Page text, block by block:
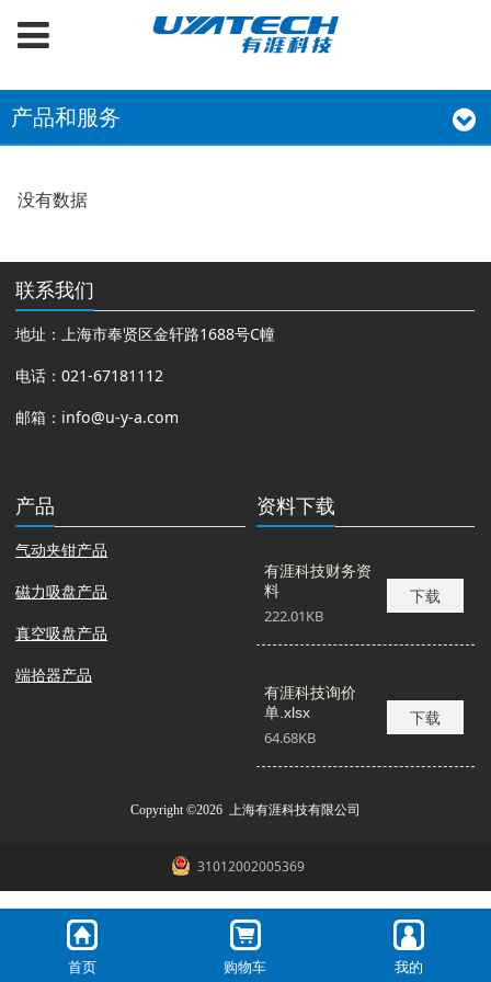
产品和服务
没有数据
联系我们
地址：上海市奉贤区金轩路1688号C幢
电话：021-67181112
邮箱： info@u-y-a.com
产品
气动夹钳产品
磁力吸盘产品
真空吸盘产品
端拾器产品
资料下载
有涯科技财务资
料
222.01KB
下载
有涯科技询价
单.xlsx
64.68KB
下载
Copyright ©2026 上海有涯科技有限公司
31012002005369
首页 购物车 我的